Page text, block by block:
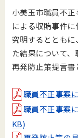
小美玉市職員不
による収賄事件
究明するととも
た結果について
再発防止策提言書
職員不正事案
職員不正事案
KB)